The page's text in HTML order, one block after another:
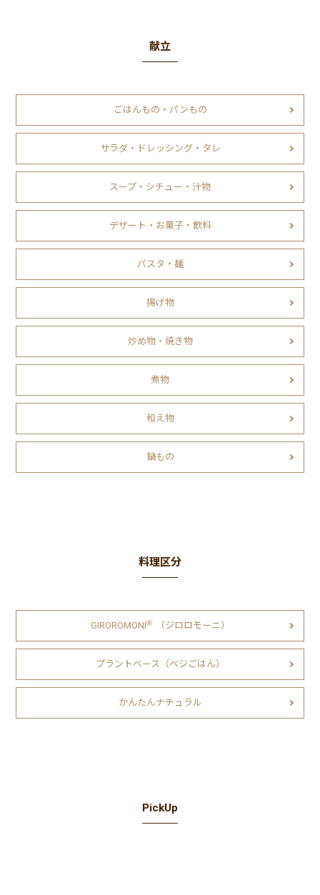
献立
ごはんもの・パンもの
サラダ・ドレッシング・タレ
スープ・シチュー・汁物
デザート・お菓子・飲料
パスタ・麺
揚げ物
炒め物・焼き物
煮物
和え物
鍋もの
料理区分
GIROROMONIⓇ （ジロロモーニ）
プラントベース（ベジごはん）
かんたんナチュラル
PickUp